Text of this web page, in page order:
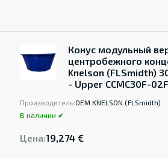
Конус модульный
центробежного
Knelson (FLSmidth)
- Upper CCMC30F-
Производитель:OEM KNELSON (FLSmidth)
В наличии ✔
Цена:19,274 €